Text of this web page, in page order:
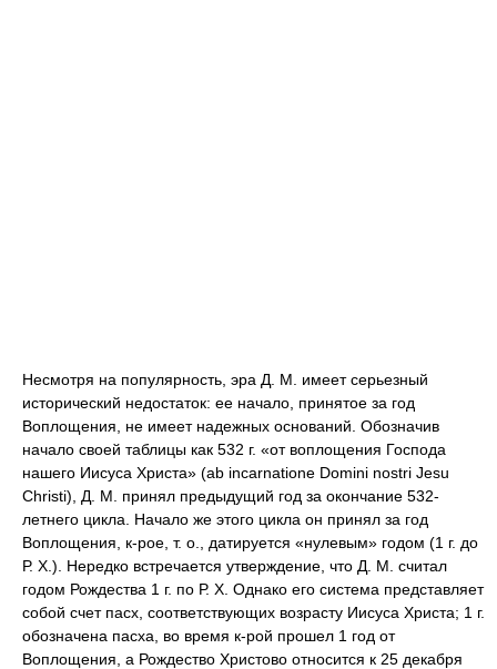
Несмотря на популярность, эра Д. М. имеет серьезный
исторический недостаток: ее начало, принятое за год
Воплощения, не имеет надежных оснований. Обозначив
начало своей таблицы как 532 г. «от воплощения Господа
нашего Иисуса Христа» (ab incarnatione Domini nostri Jesu
Christi), Д. М. принял предыдущий год за окончание 532-
летнего цикла. Начало же этого цикла он принял за год
Воплощения, к-рое, т. о., датируется «нулевым» годом (1 г. до
Р. Х.). Нередко встречается утверждение, что Д. М. считал
годом Рождества 1 г. по Р. Х. Однако его система представляет
собой счет пасх, соответствующих возрасту Иисуса Христа; 1 г.
обозначена пасха, во время к-рой прошел 1 год от
Воплощения, а Рождество Христово относится к 25 декабря